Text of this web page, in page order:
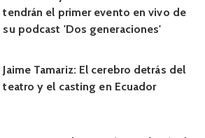
tendrán el primer evento en vivo de
su podcast 'Dos generaciones'
Jaime Tamariz: El cerebro detrás del
teatro y el casting en Ecuador